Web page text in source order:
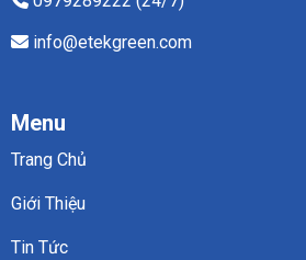
info@etekgreen.com
Menu
Trang Chủ
Giới Thiệu
Tin Tức